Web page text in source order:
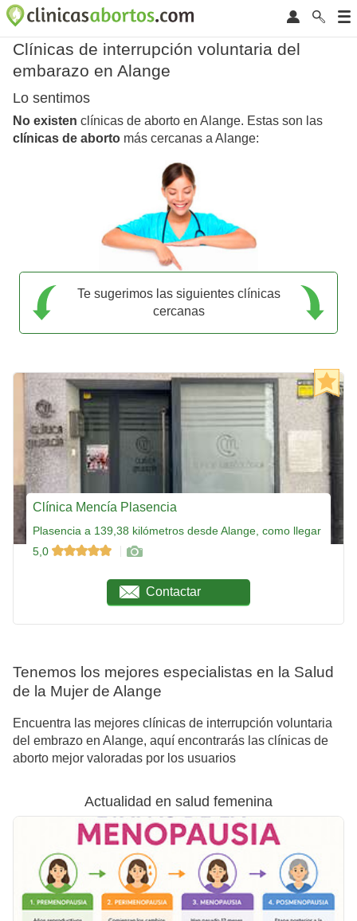
Clínicas de interrupción voluntaria del
embarazo en Alange
Lo sentimos
No existen clínicas de aborto en Alange. Estas son las
clínicas de aborto más cercanas a Alange:
Te sugerimos las siguientes clínicas
cercanas
Clínica Mencía Plasencia
Plasencia a 139,38 kilómetros desde Alange, como llegar
5,0
Contactar
Tenemos los mejores especialistas en la Salud
de la Mujer de Alange
Encuentra las mejores clínicas de interrupción voluntaria
del embrazo en Alange, aquí encontrarás las clínicas de
aborto mejor valoradas por los usuarios
Actualidad en salud femenina